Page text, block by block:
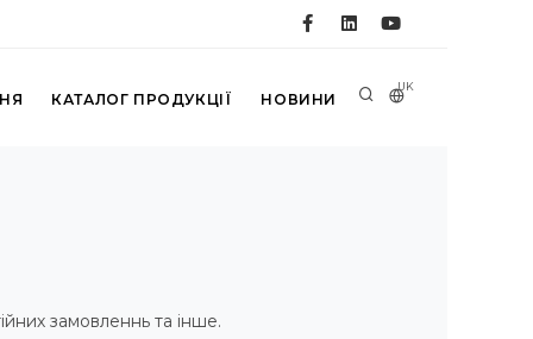
UK
КАТАЛОГ ПРОДУКЦІЇ НОВИНИ
замовленнь та інше.